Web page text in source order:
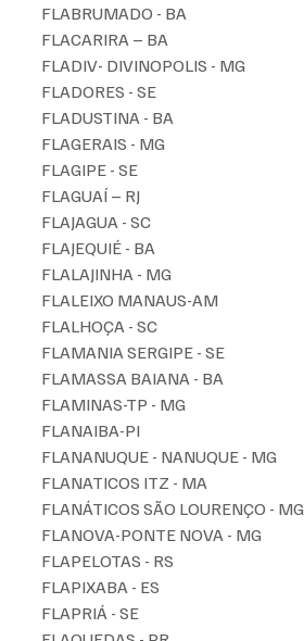
FLABRUMADO - BA
FLACARIRA – BA
FLADIV- DIVINOPOLIS - MG
FLADORES - SE
FLADUSTINA - BA
FLAGERAIS - MG
FLAGIPE - SE
FLAGUAÍ – RJ
FLAJAGUA - SC
FLAJEQUIÉ - BA
FLALAJINHA - MG
FLALEIXO MANAUS-AM
FLALHOÇA - SC
FLAMANIA SERGIPE - SE
FLAMASSA BAIANA - BA
FLAMINAS-TP - MG
FLANAIBA-PI
FLANANUQUE - NANUQUE - MG
FLANATICOS ITZ - MA
FLANÁTICOS SÃO LOURENÇO - MG
FLANOVA-PONTE NOVA - MG
FLAPELOTAS - RS
FLAPIXABA - ES
FLAPRIÁ - SE